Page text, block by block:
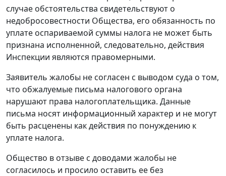
случае обстоятельства свидетельствуют о
недобросовестности Общества, его обязанность по
уплате оспариваемой суммы налога не может быть
признана исполненной, следовательно, действия
Инспекции являются правомерными.
Заявитель жалобы не согласен с выводом суда о том,
что обжалуемые письма налогового органа
нарушают права налогоплательщика. Данные
письма носят информационный характер и не могут
быть расценены как действия по понуждению к
уплате налога.
Общество в отзыве с доводами жалобы не
согласилось и просило оставить ее без